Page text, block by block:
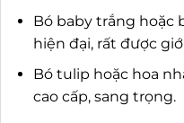
Bó baby trắng hoặc
hiện đại, rất được
Bó tulip hoặc hoa
cao cấp, sang trọng.